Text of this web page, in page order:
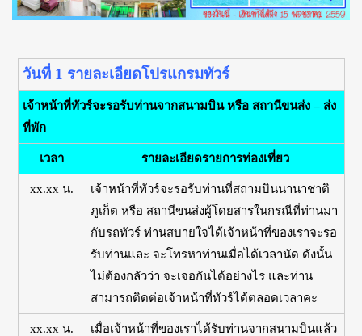
วันที่ 1 รายละเอียดโปรแกรมทัวร์
เจ้าหน้าที่ทัวร์จะรอรับท่านจากสนามบิน หรือ สถานีขนส่ง – ส่ง
ที่พัก
เวลา รายละเอียดรายการท่องเที่ยว
xx.xx น.
เจ้าหน้าที่ทัวร์จะรอรับท่านที่สถามบินนานาชาติ
ภูเก็ต หรือ สถานีขนส่งผู้โดยสารในกรณีที่ท่านมา
กับรถทัวร์ ท่านสบายใจได้เจ้าหน้าที่ของเราจะรอ
รับท่านและ จะโทรหาท่านเมื่อได้เวลานัด ดังนั้น
ไม่ต้องกลัวว่า จะเจอกันได้อย่างไร และท่าน
สามารถติดต่อเจ้าหน้าที่ทัวร์ได้ตลอดเวลาคะ
xx.xx น.
เมื่อเจ้าหน้าที่ของเราได้รับท่านจากสนามบินแล้ว